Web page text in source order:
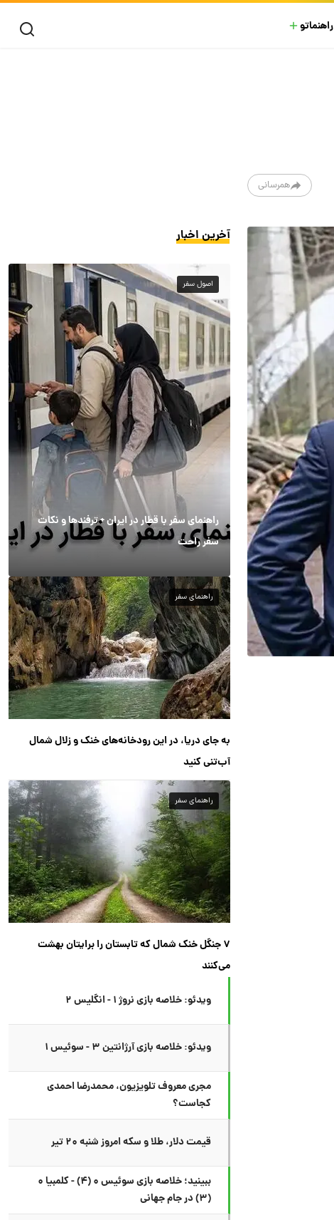
راهنماتو
همرسانی
آخرین اخبار
اصول سفر
راهنمای سفر با قطار در ایران + ترفندها و نکات
سفر راحت
راهنمای سفر
به جای دریا، در این رودخانه‌های خنک و زلال شمال
آب‌تنی کنید
راهنمای سفر
۷ جنگل خنک شمال که تابستان را برایتان بهشت
می‌کنند
ویدئو: خلاصه بازی نروژ ۱ - انگلیس ۲
ویدئو: خلاصه بازی آرژانتین ۳ - سوئیس ۱
مجری معروف تلویزیون، محمدرضا احمدی
کجاست؟
قیمت دلار، طلا و سکه امروز شنبه ۲۰ تیر
ببینید؛ خلاصه بازی سوئیس ۰ (۴) - کلمبیا ۰
(۳) در جام جهانی